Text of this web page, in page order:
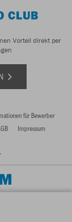
CLUB
Vorteil direkt per
für Bewerber
Impressum